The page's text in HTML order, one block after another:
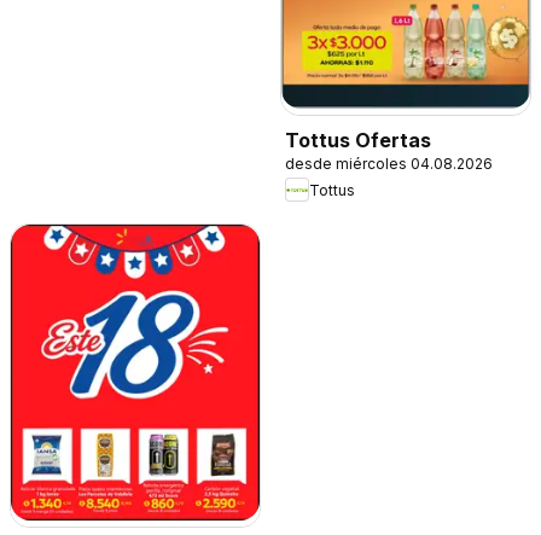
Tottus Ofertas
desde miércoles 04.08.2026
Tottus